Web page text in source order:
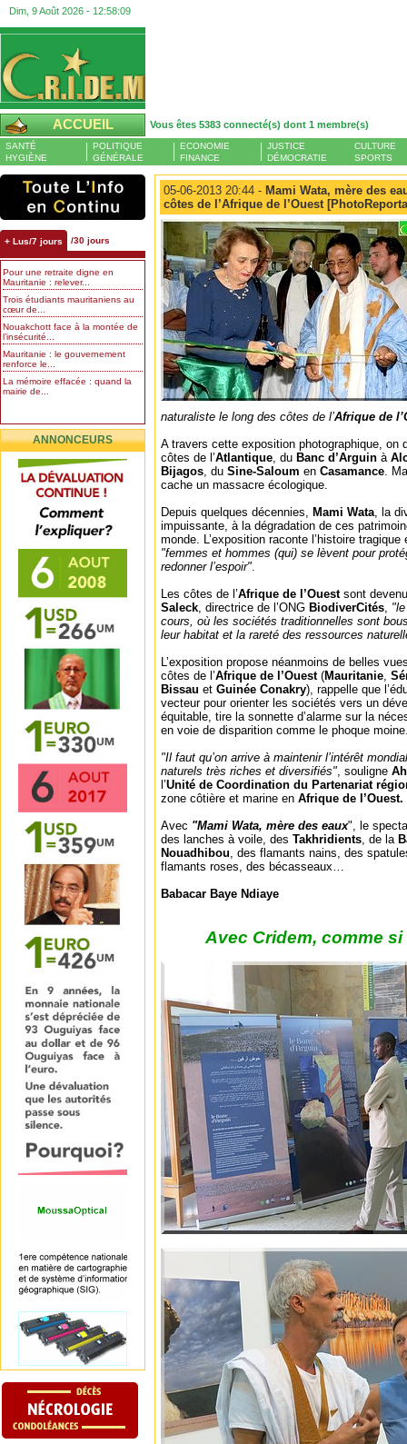
Dim, 9 Août 2026 - 12:58:11
ACCUEIL Vous êtes 5383 connecté(s) dont 1 membre(s)
SANTÉ
HYGIÈNE
POLITIQUE
GÉNÉRALE
ECONOMIE
FINANCE
JUSTICE
DÉMOCRATIE
CULTURE
SPORTS
+ Lus/7 jours /30 jours
Pour une retraite digne en
Mauritanie : relever...
Trois étudiants mauritaniens au
cœur de...
Nouakchott face à la montée de
l’insécurité...
Mauritanie : le gouvernement
renforce le...
La mémoire effacée : quand la
mairie de...
ANNONCEURS
05-06-2013 20:44 - Mami Wata, mère des
côtes de l’Afrique de l’Ouest
naturaliste le long des côtes de l’Afrique de
A travers cette exposition photographique, on
côtes de l’Atlantique, du Banc d’Arguin à
Bijagos, du Sine-Saloum en Casamance.
cache un massacre écologique.
Depuis quelques décennies, Mami Wata, la
impuissante, à la dégradation de ces
monde. L’exposition raconte l’histoire
"femmes et hommes (qui) se lèvent pour
redonner l’espoir".
Les côtes de l’Afrique de l’Ouestsont
Saleck, directrice de l’ONG BiodiverCités,
cours, où les sociétés traditionnelles sont
leur habitat et la rareté des ressources
L’exposition propose néanmoins de belles
côtes de l’Afrique de l’Ouest(Mauritanie,
Bissau et Guinée Conakry), rappelle que
vecteur pour orienter les sociétés vers un
équitable, tire la sonnette d’alarme sur la
en voie de disparition comme le phoque
"Il faut qu’on arrive à maintenir l’intérêt
naturels très riches et diversifiés", souligne
l’Unité de Coordination du Partenariat
zone côtière et marine en Afrique de l’Ouest.
Avec "Mami Wata, mère des eaux", le
des lanches à voile, des Takhridients, de la
Nouadhibou, des flamants nains, des
flamants roses, des bécasseaux…
Babacar Baye Ndiaye
Avec Cridem, comme